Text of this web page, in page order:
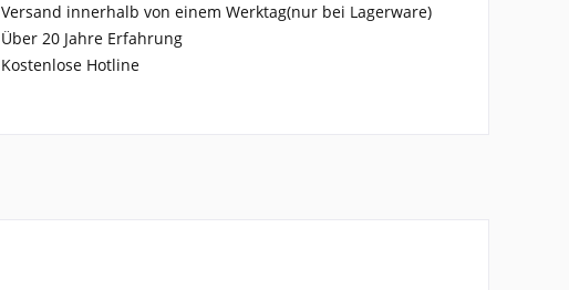
Versand innerhalb von einem Werktag(nur bei Lagerware)
Über 20 Jahre Erfahrung
Kostenlose Hotline